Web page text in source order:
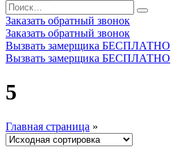
Заказать обратный звонок
Заказать обратный звонок
Вызвать замерщика БЕСПЛАТНО
Вызвать замерщика БЕСПЛАТНО
5
Главная страница »